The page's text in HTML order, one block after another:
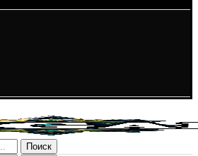
Поиск